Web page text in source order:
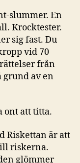
slummer. En
Krocktester.
sig fast. Du
vid 70
från
grund av en
ont att titta.
Riskettan är att
riskerna.
glömmer